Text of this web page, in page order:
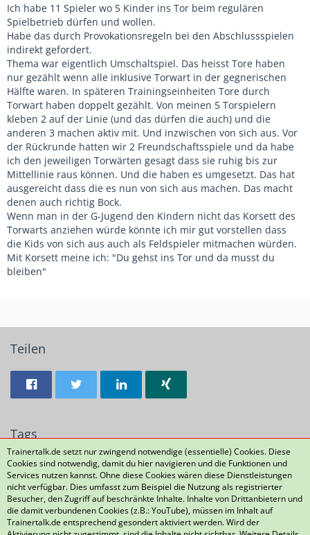
Ich habe 11 Spieler wo 5 Kinder ins Tor beim regulären
Spielbetrieb dürfen und wollen.
Habe das durch Provokationsregeln bei den Abschlussspielen
indirekt gefordert.
Thema war eigentlich Umschaltspiel. Das heisst Tore haben
nur gezählt wenn alle inklusive Torwart in der gegnerischen
Hälfte waren. In späteren Trainingseinheiten Tore durch
Torwart haben doppelt gezählt. Von meinen 5 Torspielern
kleben 2 auf der Linie (und das dürfen die auch) und die
anderen 3 machen aktiv mit. Und inzwischen von sich aus. Vor
der Rückrunde hatten wir 2 Freundschaftsspiele und da habe
ich den jeweiligen Torwärten gesagt dass sie ruhig bis zur
Mittellinie raus können. Und die haben es umgesetzt. Das hat
ausgereicht dass die es nun von sich aus machen. Das macht
denen auch richtig Bock.
Wenn man in der G-Jugend den Kindern nicht das Korsett des
Torwarts anziehen würde könnte ich mir gut vorstellen dass
die Kids von sich aus auch als Feldspieler mitmachen würden.
Mit Korsett meine ich: "Du gehst ins Tor und da musst du
bleiben"
Teilen
Tags
Torwart F Jugend
Datenschutzerklärung Kontakt Impressum
Trainertalk.de setzt nur zwingend notwendige (essentielle) Cookies. Diese
Cookies sind notwendig, damit du hier navigieren und die Funktionen und
Services nutzen kannst. Ohne diese Cookies wären diese Dienstleistungen
nicht verfügbar. Dies umfasst zum Beispiel die Nutzung als registrierter
Besucher, den Zugriff auf beschränkte Inhalte. Inhalte von Drittanbietern und
die damit verbundenen Cookies (z.B.: YouTube), müssen im Inhalt auf
Trainertalk.de entsprechend gesondert aktiviert werden. Wird der